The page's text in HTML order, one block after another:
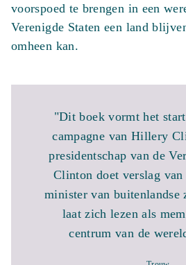
voorspoed te brengen in een
Verenigde Staten een land
omheen kan.
"Dit boek vormt het
campagne van Hillery
presidentschap van de
Clinton doet verslag van
minister van buitenlandse
laat zich lezen als
centrum van de